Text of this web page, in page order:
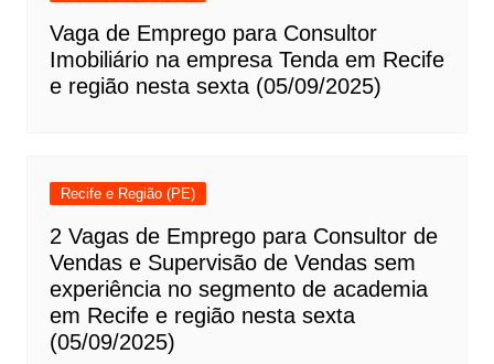
Vaga de Emprego para Consultor
Imobiliário na empresa Tenda em Recife
e região nesta sexta (05/09/2025)
Recife e Região (PE)
2 Vagas de Emprego para Consultor de
Vendas e Supervisão de Vendas sem
experiência no segmento de academia
em Recife e região nesta sexta
(05/09/2025)